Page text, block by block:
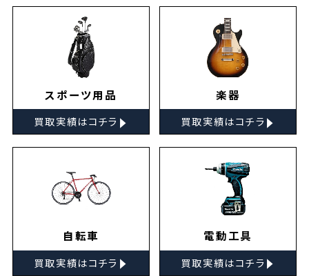
スポーツ用品
買取実績はコチラ ▸
楽器
買取実績はコチラ ▸
自転車
買取実績はコチラ ▸
電動工具
買取実績はコチラ ▸